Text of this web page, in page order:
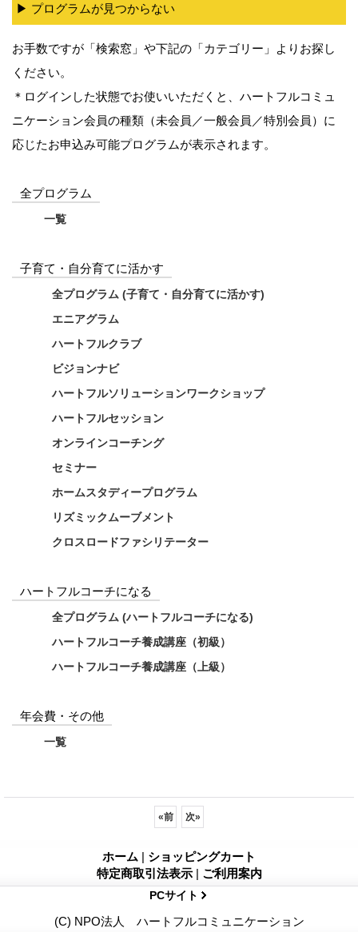
▶︎ プログラムが見つからない
お手数ですが「検索窓」や下記の「カテゴリー」よりお探し
ください。
＊ログインした状態でお使いいただくと、ハートフルコミュ
ニケーション会員の種類（未会員／一般会員／特別会員）に
応じたお申込み可能プログラムが表示されます。
全プログラム
一覧
子育て・自分育てに活かす
全プログラム (子育て・自分育てに活かす)
エニアグラム
ハートフルクラブ
ビジョンナビ
ハートフルソリューションワークショップ
ハートフルセッション
オンラインコーチング
セミナー
ホームスタディープログラム
リズミックムーブメント
クロスロードファシリテーター
ハートフルコーチになる
全プログラム (ハートフルコーチになる)
ハートフルコーチ養成講座（初級）
ハートフルコーチ養成講座（上級）
年会費・その他
一覧
«前 次»
ホーム | ショッピングカート
特定商取引法表示 | ご利用案内
PCサイト
(C) NPO法人 ハートフルコミュニケーション